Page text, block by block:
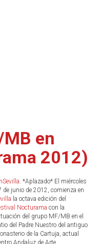
en
2012)
. *Aplazado* El miércoles
de junio de 2012, comienza en
la octava edición del
Nocturama con la
del grupo MF/MB en el
del Padre Nuestro del antiguo
de la Cartuja, actual
Andaluz de Arte